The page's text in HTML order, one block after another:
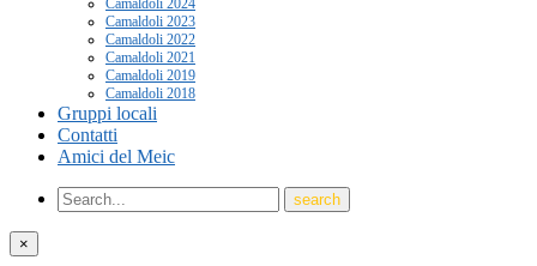
Camaldoli 2024
Camaldoli 2023
Camaldoli 2022
Camaldoli 2021
Camaldoli 2019
Camaldoli 2018
Gruppi locali
Contatti
Amici del Meic
×